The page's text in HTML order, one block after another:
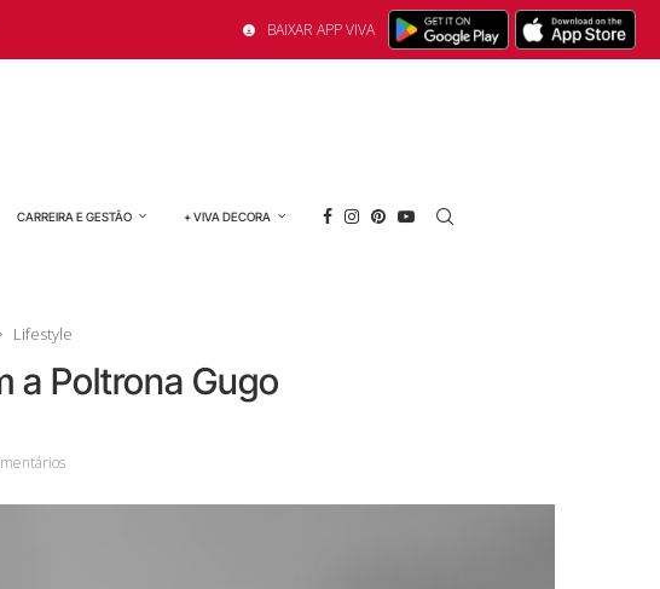
BAIXAR APP VIVA
CARREIRA E GESTÃO + VIVA DECORA
Lifestyle
a Poltrona Gugo